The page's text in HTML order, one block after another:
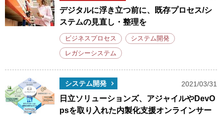
デジタルに浮き立つ前に、既存プロセス/シ
ステムの見直し・整理を
ビジネスプロセス システム開発
レガシーシステム
システム開発 2021/03/31
日立ソリューションズ、アジャイルやDevO
psを取り入れた内製化支援オンラインサー